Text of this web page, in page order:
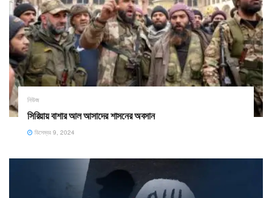
নিউজ
সিরিয়ায় বাশার আল আসাদের শাসনের অবসান
ডিসেম্বর 9, 2024